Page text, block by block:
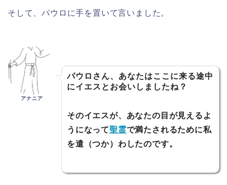
そして、パウロに手を置いて言いました。
アナニア
パウロさん、あなたはここに来る途中
にイエスとお会いしましたね？
そのイエスが、あなたの目が見えるよ
うになって聖霊で満たされるために私
を遣（つか）わしたのです。